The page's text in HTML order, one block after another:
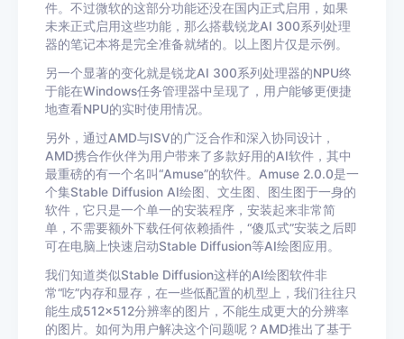
件。不过微软的这部分功能还没在国内正式启用，如果
未来正式启用这些功能，那么搭载锐龙AI 300系列处理
器的笔记本将是完全准备就绪的。以上图片仅是示例。
另一个显著的变化就是锐龙AI 300系列处理器的NPU终
于能在Windows任务管理器中呈现了，用户能够更便捷
地查看NPU的实时使用情况。
另外，通过AMD与ISV的广泛合作和深入协同设计，
AMD携合作伙伴为用户带来了多款好用的AI软件，其中
最重磅的有一个名叫“Amuse”的软件。Amuse 2.0.0是一
个集Stable Diffusion AI绘图、文生图、图生图于一身的
软件，它只是一个单一的安装程序，安装起来非常简
单，不需要额外下载任何依赖插件，“傻瓜式”安装之后即
可在电脑上快速启动Stable Diffusion等AI绘图应用。
我们知道类似Stable Diffusion这样的AI绘图软件非
常“吃”内存和显存，在一些低配置的机型上，我们往往只
能生成512×512分辨率的图片，不能生成更大的分辨率
的图片。如何为用户解决这个问题呢？AMD推出了基于